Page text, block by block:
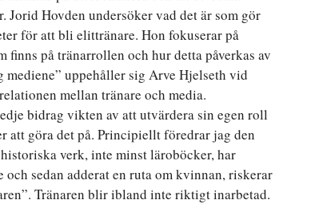
Hovden undersöker vad det är som gör
för att bli elittränare. Hon fokuserar på
på tränarrollen och hur detta påverkas av
uppehåller sig Arve Hjelseth vid
mellan tränare och media.
bidrag vikten av att utvärdera sin egen roll
att göra det på. Principiellt föredrar jag den
verk, inte minst läroböcker, har
sedan adderat en ruta om kvinnan, riskerar
Tränaren blir ibland inte riktigt inarbetad.